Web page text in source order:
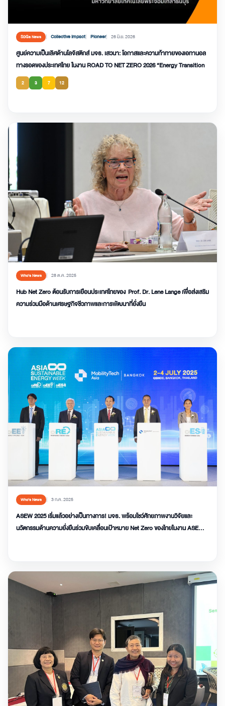
SDGs News Collective Impact Pioneer 26 มิ.ย. 2026
ศูนย์ความเป็นเลิศด้านโลจิสติกส์ มจธ. เสวนา: โอกาสและความท้าทายของเอทานอล
ทางรอดของประเทศไทย ในงาน ROAD TO NET ZERO 2026 “Energy Transition
2 3 7 12
Who’s News 28 ต.ค. 2025
Hub Net Zero ต้อนรับการเยือนประเทศไทยของ Prof. Dr. Lene Lange เพื่อส่งเสริม
ความร่วมมือด้านเศรษฐกิจชีวภาพและการพัฒนาที่ยั่งยืน
Who’s News 3 ก.ค. 2025
ASEW 2025 เริ่มแล้วอย่างเป็นทางการ! มจธ. พร้อมโชว์ศักยภาพงานวิจัยและ
นวัตกรรมด้านความยั่งยืนร่วมขับเคลื่อนเป้าหมาย Net Zero ของไทยในงาน ASEW